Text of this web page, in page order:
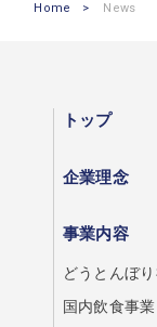
Home > News
トップ
企業理念
事業内容
どうとんぼ
国内飲食事業